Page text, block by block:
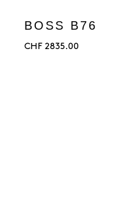
BOSS B76
CHF 2835.00